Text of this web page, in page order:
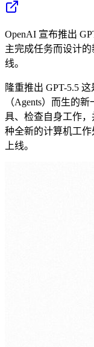
OpenAI 宣布推出
主完成任务而设计的
线。
隆重推出 GPT-5.5
（Agents）而生的
具、检查自身工作
种全新的计算机工作
上线。